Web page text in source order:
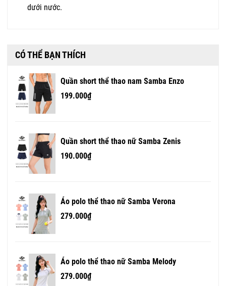
dưới nước.
CÓ THỂ BẠN THÍCH
Quần short thể thao nam Samba Enzo
199.000₫
Quần short thể thao nữ Samba Zenis
190.000₫
Áo polo thể thao nữ Samba Verona
279.000₫
Áo polo thể thao nữ Samba Melody
279.000₫